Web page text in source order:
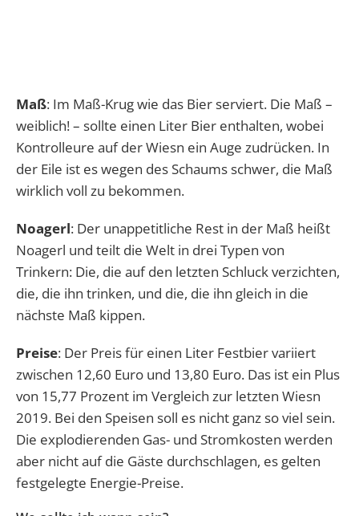
Maß: Im Maß-Krug wie das Bier serviert. Die Maß –
weiblich! – sollte einen Liter Bier enthalten, wobei
Kontrolleure auf der Wiesn ein Auge zudrücken. In
der Eile ist es wegen des Schaums schwer, die Maß
wirklich voll zu bekommen.
Noagerl: Der unappetitliche Rest in der Maß heißt
Noagerl und teilt die Welt in drei Typen von
Trinkern: Die, die auf den letzten Schluck verzichten,
die, die ihn trinken, und die, die ihn gleich in die
nächste Maß kippen.
Preise: Der Preis für einen Liter Festbier variiert
zwischen 12,60 Euro und 13,80 Euro. Das ist ein Plus
von 15,77 Prozent im Vergleich zur letzten Wiesn
2019. Bei den Speisen soll es nicht ganz so viel sein.
Die explodierenden Gas- und Stromkosten werden
aber nicht auf die Gäste durchschlagen, es gelten
festgelegte Energie-Preise.